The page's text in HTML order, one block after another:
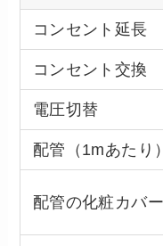
コンセント延長
コンセント交換
電圧切替
配管（1mあたり）
配管の化粧カバ